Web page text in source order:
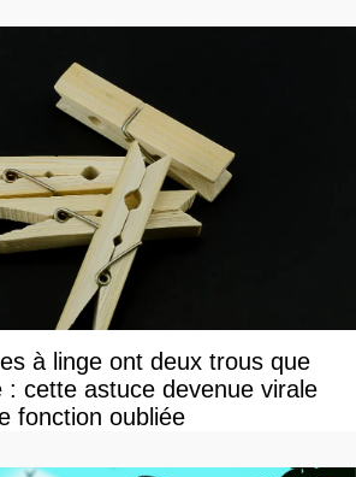
à linge ont deux trous que
: cette astuce devenue virale
fonction oubliée